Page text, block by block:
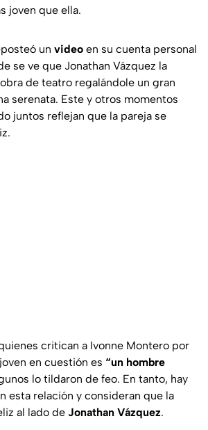
joven que ella.
un video en su cuenta personal
se ve que Jonathan Vázquez la
de teatro regalándole un gran
serenata. Este y otros momentos
juntos reflejan que la pareja se
critican a Ivonne Montero por
en cuestión es “un hombre
lo tildaron de feo. En tanto, hay
esta relación y consideran que la
al lado de Jonathan Vázquez.